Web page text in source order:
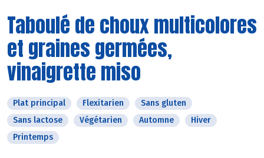
Taboulé de choux multicolores
et graines germées,
vinaigrette miso
Plat principal Flexitarien
Sans gluten
Sans lactose
Végétarien Automne
Hiver
Printemps